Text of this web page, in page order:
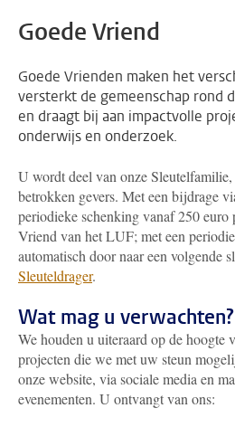
Goede Vriend
Goede Vrienden maken het
versterkt de gemeenschap rond
en draagt bij aan impactvolle
onderwijs en onderzoek.
U wordt deel van onze
betrokken gevers. Met een bijdrage
periodieke schenking vanaf 250 euro
Vriend van het LUF; met een
automatisch door naar een volgende
Sleuteldrager.
Wat mag u verwachten?
We houden u uiteraard op de hoogte
projecten die we met uw steun
onze website, via sociale media en
evenementen. U ontvangt van ons: